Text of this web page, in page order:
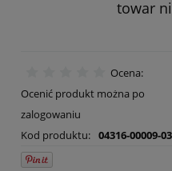
towar
Ocena:
Ocenić produkt można po
zalogowaniu
Kod produktu: 04316-00009-03